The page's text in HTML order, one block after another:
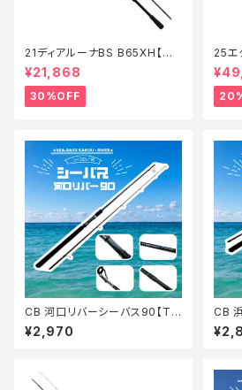
21ディアルーナBS B65XH【特
価ロッド】【30】
¥21,868
30%OFF
25エ
H/F【
CB 河口リバーシーバス90【Tオ
リ】
¥2,970
CB
シー